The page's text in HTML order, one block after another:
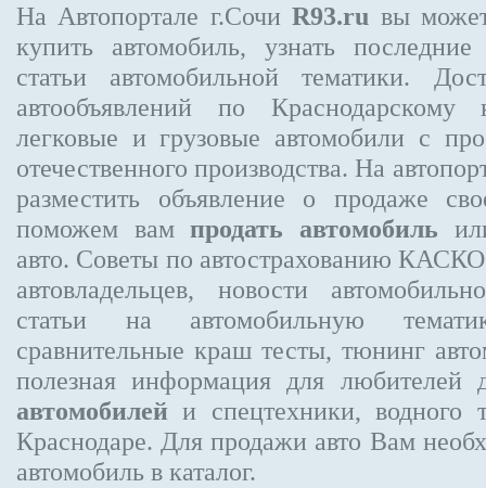
На Автопортале г.СочиR93.ru вы
купить автомобиль, узнать
статьи автомобильной тематики.
автообъявлений по
легковые и грузовые автомобили с
отечественного производства. На
разместить объявление о продаже
поможем вампродать автомобиль
авто. Советы по автострахованию
автовладельцев, новости
статьи на автомобильную
сравнительные краш тесты, тюнинг
полезная информация для любителей
автомобилей и спецтехники, водного
Краснодаре. Для продажи авто Вам
автомобиль в каталог.